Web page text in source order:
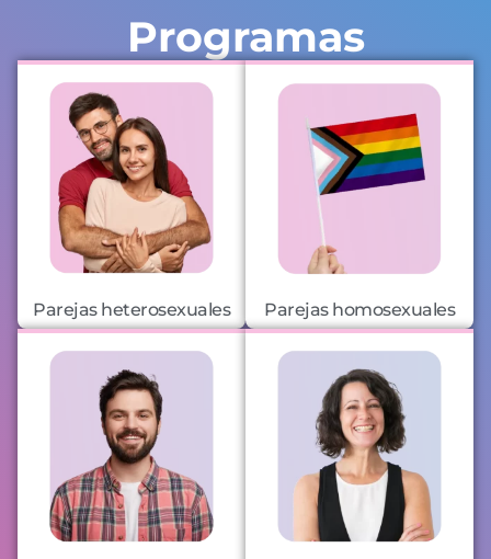
Programas
Parejas heterosexuales Parejas homosexuales